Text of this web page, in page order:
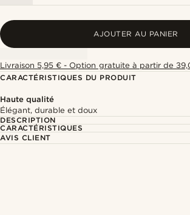
AJOUTER AU PANIER
Livraison 5,95 € - Option gratuite à partir de
CARACTÉRISTIQUES DU PRODUIT
Haute qualité
Élégant, durable et doux
DESCRIPTION
CARACTÉRISTIQUES
AVIS CLIENT